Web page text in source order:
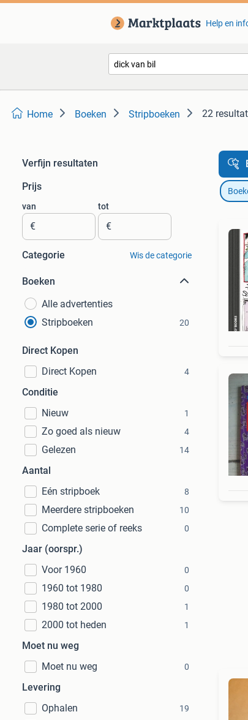
Help en
Home Boeken Stripboeken 22
Verfijn resultaten
Prijs
van
€
tot
€
Categorie Wis de categorie
Boeken
Alle advertenties
Stripboeken
20
Direct Kopen
Direct Kopen
4
Conditie
Nieuw
1
Zo goed als nieuw 4
Gelezen 14
Aantal
Eén stripboek
8
Meerdere stripboeken 10
Complete serie of reeks 0
Jaar (oorspr.)
Voor 1960
0
1960 tot 1980 0
1980 tot 2000 1
2000 tot heden 1
Moet nu weg
Moet nu weg
0
Levering
Ophalen
19